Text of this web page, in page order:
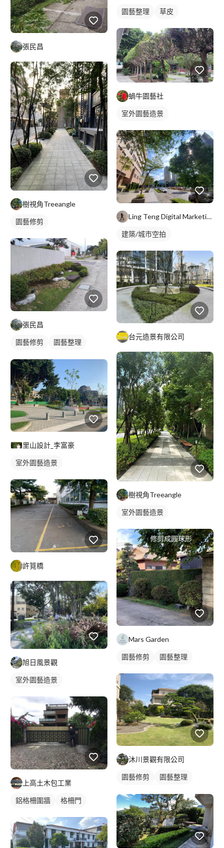
張民昌
樹視角Treeangle
園藝修剪
張民昌
園藝修剪
園藝整理
里山設計_李富豪
室外園藝造景
許筧橋
旭日風景觀
室外園藝造景
上高土木包工業
鋁格柵圍牆 格柵門
園藝整理 草皮
蝸牛園藝社
室外園藝造景
Ling Teng Digital Marketing Co
建築/城市空拍
台元造景有限公司
樹視角Treeangle
室外園藝造景
Mars Garden
園藝修剪 園藝整理
沐川景觀有限公司
園藝修剪
園藝整理